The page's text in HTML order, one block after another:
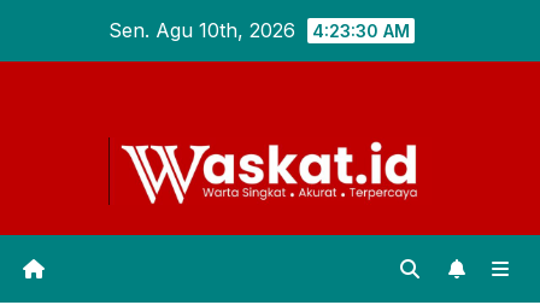
Sen. Agu 10th, 2026 4:23:31 AM